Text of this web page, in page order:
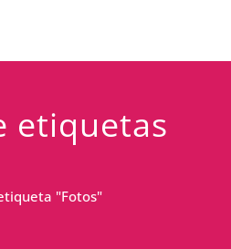
etiquetas
"Fotos"